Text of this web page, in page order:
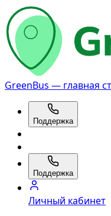
GreenBus — главная
Поддержка
Поддержка
Личный кабинет